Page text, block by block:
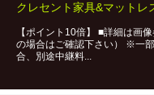
クレセント家具&マットレ
【ポイント10倍】 ■詳細は画
の場合はご確認下さい） ※一
合、別途中継料...